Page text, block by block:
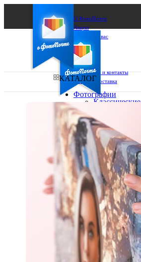
О ФотоПочте
Акции
Сделаем за вас
Бизнесу
FAQ
Франшиза
Поддержка и контакты
Оплата и доставка
Ваш город:
Ваш регион доставки
Выберите из списка:
КАТАЛОГ
Фотографии
Классические
10х15
13х18
15х15
15х20
20х20
20х30
30х30
30х40
А4
Фото
в
рамке
10х10
10×15
13×18
15×15